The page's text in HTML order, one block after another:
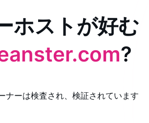
ホストが好む
?
ナーは検査され、検証されています